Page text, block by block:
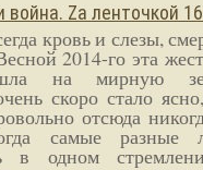
Zа ленточкой
кровь и слезы,
2014-го эта
на мирную
скоро стало
отсюда
самые разные
в одном